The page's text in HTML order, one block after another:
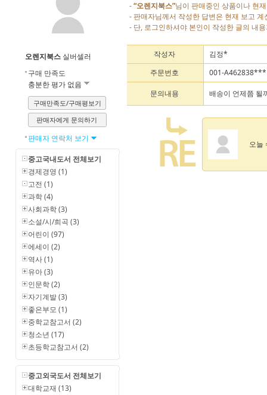
오렌지북스 실버셀러
구매 만족도
충분한 평가 없음
구매만족도/구매평보기
판매자에게 문의하기
판매자 연락처 보기
중고국내도서 전체보기
경제경영 (1)
고전 (1)
과학 (4)
사회과학 (3)
소설/시/희곡 (3)
어린이 (97)
에세이 (2)
역사 (1)
유아 (3)
인문학 (2)
자기계발 (3)
좋은부모 (1)
중학교참고서 (2)
청소년 (17)
초등학교참고서 (2)
중고외국도서 전체보기
대학교재 (13)
-“오렌지북스”님이 판매중인 상품이나 현
- 판매자님께서 작성한 답변은 현재 보고
- 단, 로그인하셔야 본인이 작성한 글의 내
작성자
김정*
주문번호
001-A462838***
문의내용 배송이 언제쯤 될
오늘